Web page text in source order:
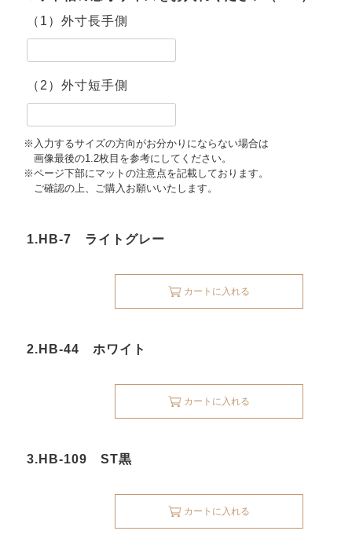
（1）外寸長手側
（2）外寸短手側
1.HB-7 ライトグレー
カートに入れる
2.HB-44 ホワイト
カートに入れる
3.HB-109 ST黒
カートに入れる